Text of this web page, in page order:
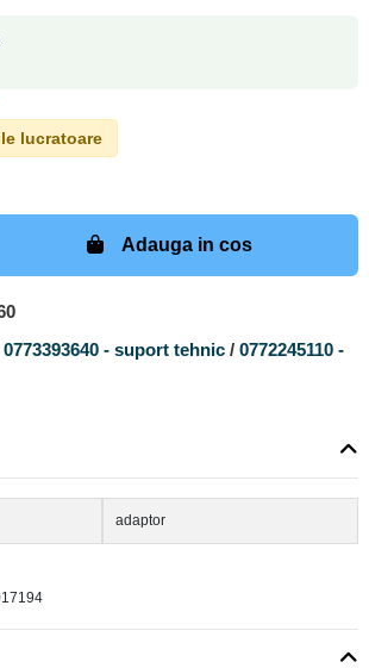
Adauga in cos
lucratoare
0773393640 - suport tehnic / 0772245110 -
adaptor